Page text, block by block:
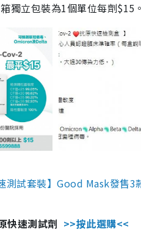
獨立包裝為1個單位每劑$15
測試套裝】Good Mask發售
快速測試劑 >>按此選購<<